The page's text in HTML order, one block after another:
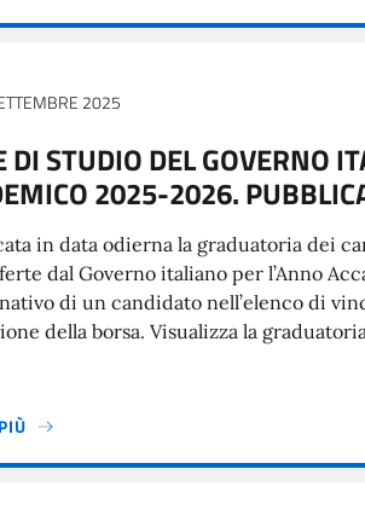
2025
DI STUDIO DEL GOVERNO
2025-2026.
in data odierna la graduatoria dei
dal Governo italiano per l’Anno
di un candidato nell’elenco di
della borsa. Visualizza la